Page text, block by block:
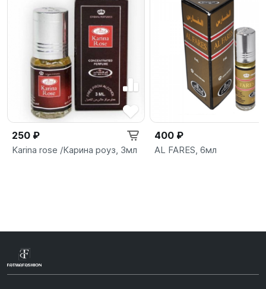
250 ₽
Karina rose /Карина роуз, 3мл
400 ₽
AL FARES, 6мл